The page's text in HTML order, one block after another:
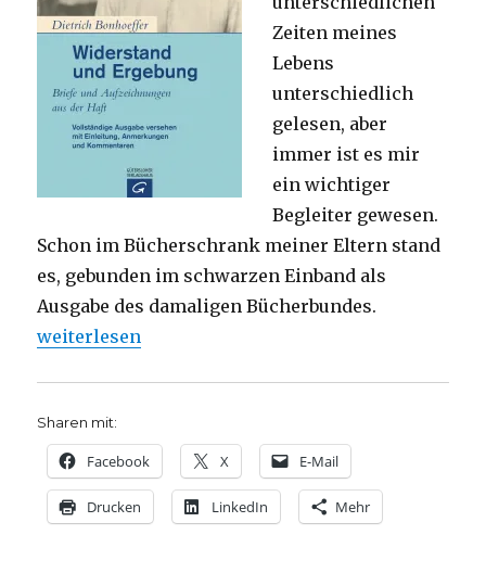
Zeiten meines
Lebens
unterschiedlich
gelesen, aber
immer ist es mir
ein wichtiger
Begleiter gewesen.
Schon im Bücherschrank meiner Eltern stand
es, gebunden im schwarzen Einband als
Ausgabe des damaligen Bücherbundes.
„„Widerstand und Ergebung“ – Rezension als
weiterlesen
Sharen mit:
Facebook X E-Mail
Drucken LinkedIn Mehr